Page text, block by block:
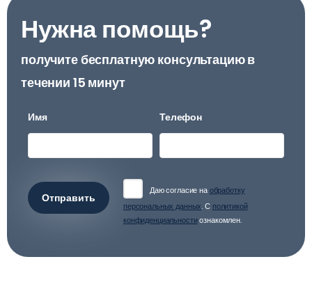
Нужна помощь?
получите бесплатную консультацию в
течении 15 минут
Имя Телефон
Отправить
Даю согласие наобработку
персональных данных. С политикой
конфиденциальностиознакомлен.